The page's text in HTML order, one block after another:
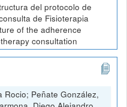
del protocolo de
de Fisioterapia
of the adherence
consultation
Rocio; Peñate González,